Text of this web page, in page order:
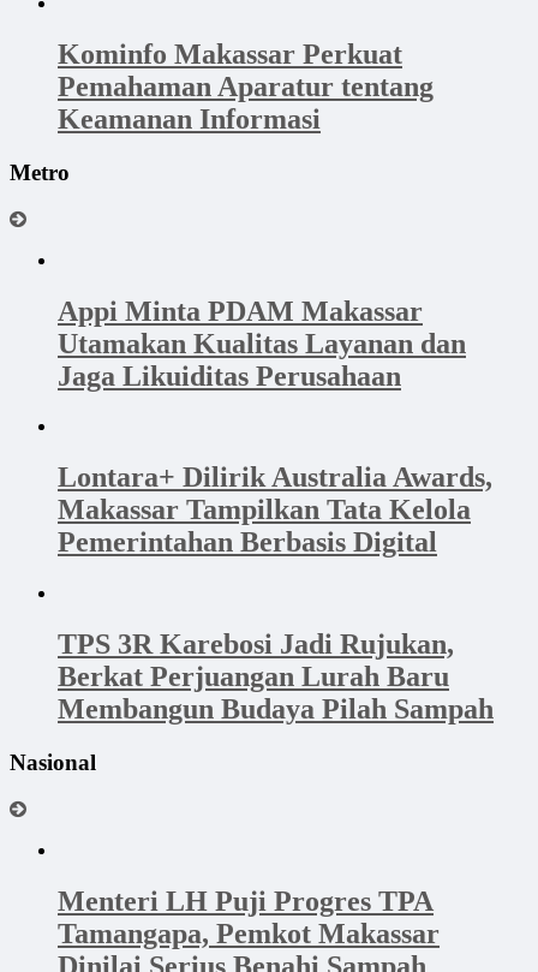
Kominfo Makassar Perkuat
Pemahaman Aparatur tentang
Keamanan Informasi
Metro
Appi Minta PDAM Makassar
Utamakan Kualitas Layanan dan
Jaga Likuiditas Perusahaan
Lontara+ Dilirik Australia Awards,
Makassar Tampilkan Tata Kelola
Pemerintahan Berbasis Digital
TPS 3R Karebosi Jadi Rujukan,
Berkat Perjuangan Lurah Baru
Membangun Budaya Pilah Sampah
Nasional
Menteri LH Puji Progres TPA
Tamangapa, Pemkot Makassar
Dinilai Serius Benahi Sampah